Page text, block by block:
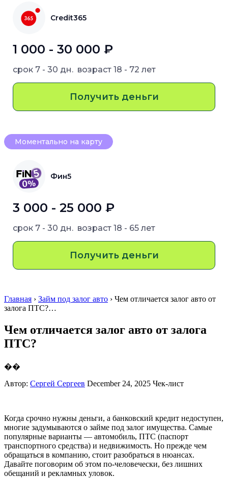
Credit365
1 000 - 30 000 ₽
срок 7 - 30 дн. возраст 18 - 72 лет
Получить деньги
Моментально на карту
Фин5
3 000 - 25 000 ₽
срок 7 - 30 дн. возраст 18 - 65 лет
Получить деньги
Главная › Займ под залог авто › Чем отличается залог авто от
залога ПТС?…
Чем отличается залог авто от залога
ПТС?
��
Автор: Сергей Сергеев December 24, 2025 Чек-лист
Когда срочно нужны деньги, а банковский кредит недоступен,
многие задумываются о займе под залог имущества. Самые
популярные варианты — автомобиль, ПТС (паспорт
транспортного средства) и недвижимость. Но прежде чем
обращаться в компанию, стоит разобраться в нюансах.
Давайте поговорим об этом по-человечески, без лишних
обещаний и рекламных уловок.